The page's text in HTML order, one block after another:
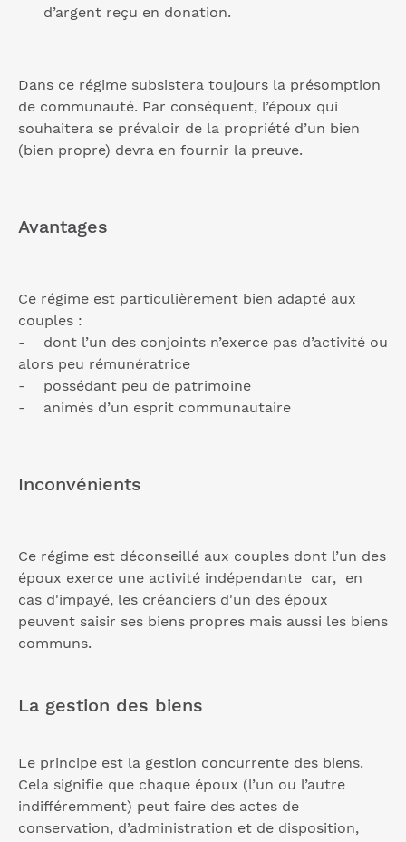
d’argent reçu en donation.
Dans ce régime subsistera toujours la présomption
de communauté. Par conséquent, l’époux qui
souhaitera se prévaloir de la propriété d’un bien
(bien propre) devra en fournir la preuve.
Avantages
Ce régime est particulièrement bien adapté aux
couples :
- dont l’un des conjoints n’exerce pas d’activité ou
alors peu rémunératrice
- possédant peu de patrimoine
- animés d’un esprit communautaire
Inconvénients
Ce régime est déconseillé aux couples dont l’un des
époux exerce une activité indépendante car, en
cas d'impayé, les créanciers d'un des époux
peuvent saisir ses biens propres mais aussi les biens
communs.
La gestion des biens
Le principe est la gestion concurrente des biens.
Cela signifie que chaque époux (l’un ou l’autre
indifféremment) peut faire des actes de
conservation, d’administration et de disposition,